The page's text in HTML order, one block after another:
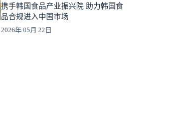
携手韩国食品产业振兴院 助力韩国食
品合规进入中国市场
2026年 05月 22日